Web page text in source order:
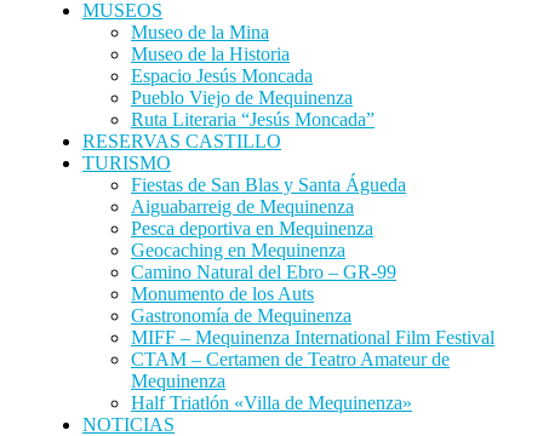
MUSEOS
Museo de la Mina
Museo de la Historia
Espacio Jesús Moncada
Pueblo Viejo de Mequinenza
Ruta Literaria “Jesús Moncada”
RESERVAS CASTILLO
TURISMO
Fiestas de San Blas y Santa Águeda
Aiguabarreig de Mequinenza
Pesca deportiva en Mequinenza
Geocaching en Mequinenza
Camino Natural del Ebro – GR-99
Monumento de los Auts
Gastronomía de Mequinenza
MIFF – Mequinenza International Film Festival
CTAM – Certamen de Teatro Amateur de
Mequinenza
Half Triatlón «Villa de Mequinenza»
NOTICIAS